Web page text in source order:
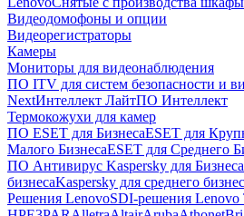
Видеодомофоны и опции
Видеорегистраторы
Камеры
Мониторы для видеонаблюдения
ПО ITV для систем безопасности и
NextИнтеллект ЛайтПО Интеллект
Термокожухи для камер
ПО ESET для БизнесаESET для
Малого БизнесаESET для Среднего
ПО Антивирус Kaspersky для Бизнеса
бизнесаKaspersky для среднего
Решения LenovoSDI-решения